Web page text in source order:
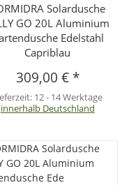
Solardusche
GO 20L Aluminium
Edelstahl
Capriblau
309,00 € *
12 - 14 Werktage
innerhalb Deutschland